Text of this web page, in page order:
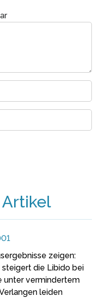
zeigen:
steigert die Libido bei
unter vermindertem
leiden